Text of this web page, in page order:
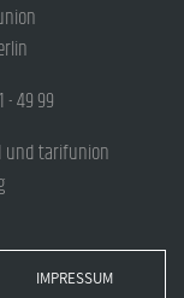
- 49 99
und tarifunion
IMPRESSUM